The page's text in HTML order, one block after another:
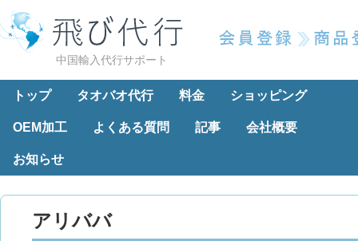
中国輸入代行サポート
トップ タオバオ代行 料金 ショッピング
OEM加工 よくある質問 記事 会社概要
お知らせ
アリババ